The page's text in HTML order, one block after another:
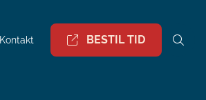
Kontakt BESTIL TID